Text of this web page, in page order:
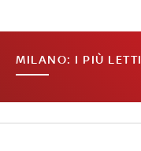
MILANO: I PIÙ LETTI